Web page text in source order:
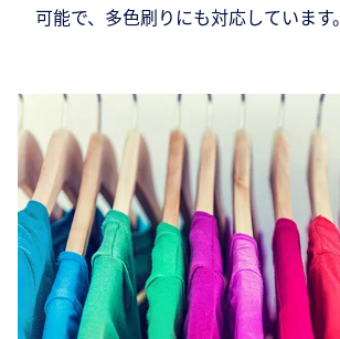
可能で、多色刷りにも対応しています。